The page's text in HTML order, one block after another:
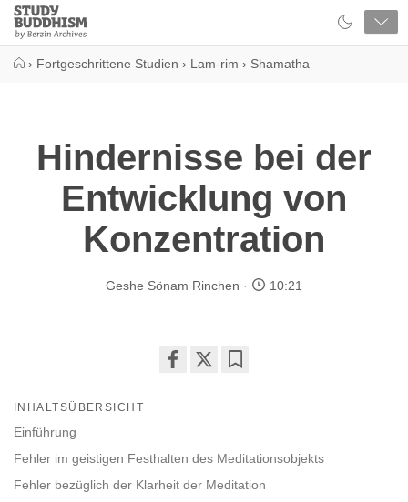
Close
Study
Buddhism
› Fortgeschrittene Studien › Lam-rim › Shamatha
Hindernisse bei der
Entwicklung von
Konzentration
Geshe Sönam Rinchen 10:21
INHALTSÜBERSICHT
Einführung
Fehler im geistigen Festhalten des Meditationsobjekts
Fehler bezüglich der Klarheit der Meditation